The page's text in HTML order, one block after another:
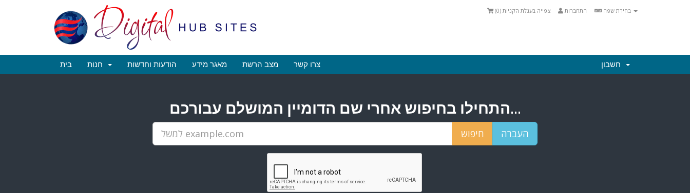
התחברות צפייה בעגלת הקניות (0
)
בית הודעות וחדשות מאגר מידע מצב הרשת צרו קשר
התחילו בחיפוש אחרי שם הדומיין המושלם עבורכם...